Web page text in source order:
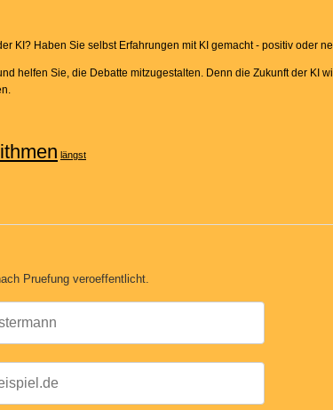
KI? Haben Sie selbst Erfahrungen mit KI gemacht - positiv oder
helfen Sie, die Debatte mitzugestalten. Denn die Zukunft der KI
längst
Pruefung veroeffentlicht.